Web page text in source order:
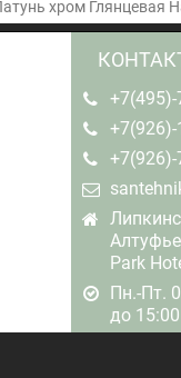
хром Глянцевая
+7(495)-
+7(926)-
+7(926)-
Park
Пн.-Пт.
до 15:00